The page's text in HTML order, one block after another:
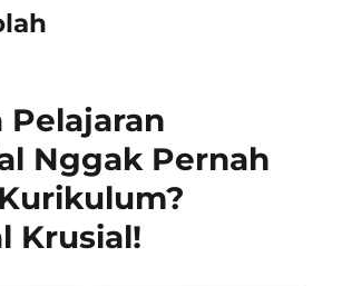
Pelajaran
Nggak Pernah
Krusial!